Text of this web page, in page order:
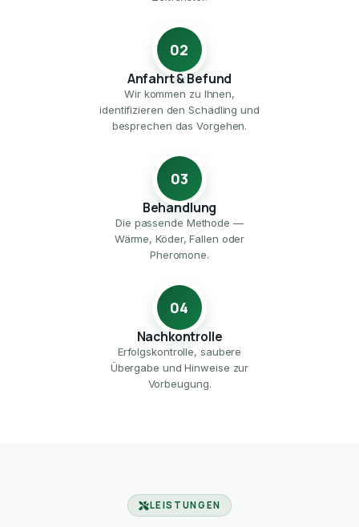
02
Anfahrt & Befund
Wir kommen zu Ihnen,
identifizieren den Schädling und
besprechen das Vorgehen.
03
Behandlung
Die passende Methode —
Wärme, Köder, Fallen oder
Pheromone.
04
Nachkontrolle
Erfolgskontrolle, saubere
Übergabe und Hinweise zur
Vorbeugung.
LEISTUNGEN